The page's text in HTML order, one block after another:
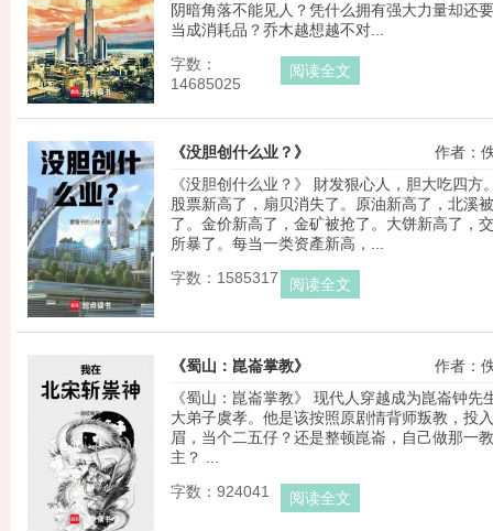
阴暗角落不能见人？凭什么拥有强大力量却还
当成消耗品？乔木越想越不对...
字数：
14685025
阅读全文
《没胆创什么业？》
作者：
《没胆创什么业？》 財发狠心人，胆大吃四方
股票新高了，扇贝消失了。原油新高了，北溪
了。金价新高了，金矿被抢了。大饼新高了，
所暴了。每当一类资產新高，...
字数：1585317
阅读全文
《蜀山：崑崙掌教》
作者：
《蜀山：崑崙掌教》 现代人穿越成为崑崙钟先
大弟子虞孝。他是该按照原剧情背师叛教，投
眉，当个二五仔？还是整顿崑崙，自己做那一
主？ ...
字数：924041
阅读全文